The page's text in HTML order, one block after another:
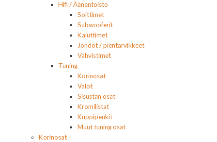
Hifi / Äänentoisto
Soittimet
Subwooferit
Kaiuttimet
Johdot / pientarvikkeet
Vahvistimet
Tuning
Korinosat
Valot
Sisustan osat
Kromilistat
Kuppipenkit
Muut tuning osat
Korinosat